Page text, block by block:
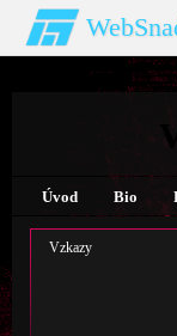
Úvod Bio
Vzkazy